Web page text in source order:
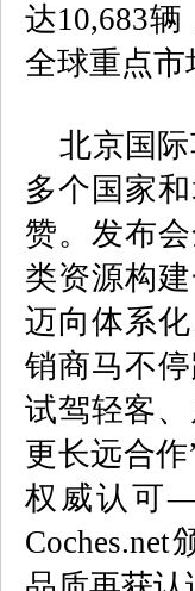
达10,683辆
全球重点市
北京国际
多个国家
赞。发布
类资源构
迈向体系
销商马不
试驾轻客
更长远合
权威认可
Coches.net